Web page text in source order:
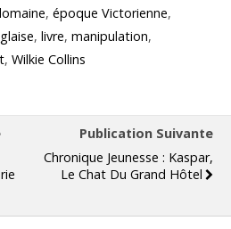
, époque Victorienne,
, livre, manipulation,
, Wilkie Collins
Publication Suivante
Chronique Jeunesse : Kaspar,
Le Chat Du Grand Hôtel